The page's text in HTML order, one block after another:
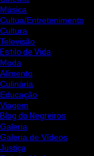
Música
Cultua/Entretenimento
Cultura
Televisão
Estilo de Vida
Moda
Alimento
Culinária
Educação
Viagem
Blog do Negreiros
Galeria
Galeria de Vídeos
Justiça